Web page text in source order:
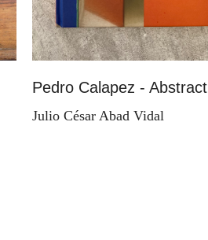
Pedro Calapez - Abstract
Julio César Abad Vidal